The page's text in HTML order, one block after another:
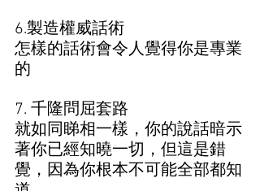
6.製造權威話術
怎樣的話術會令人覺得你是專業
的
7. 千隆問屈套路
就如同睇相一樣，你的說話暗示
著你已經知曉一切，但這是錯
覺，因為你根本不可能全部都知